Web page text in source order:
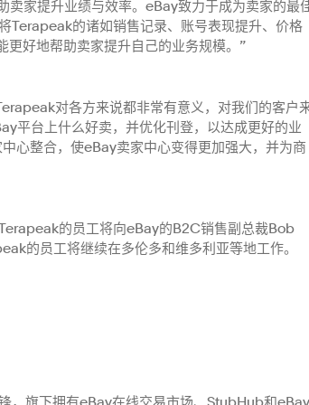
家提升业绩与效率。eBay致力于成为卖家的最
Terapeak的诸如销售记录、账号表现提升、价格
好地帮助卖家提升自己的业务规模。”
对各方来说都非常有意义，对我们的客户
平台上什么好卖，并优化刊登，以达成更好的业
心整合，使eBay卖家中心变得更加强大，并为商
的员工将向eBay的B2C销售副总裁Bob
的员工将继续在多伦多和维多利亚等地工作。